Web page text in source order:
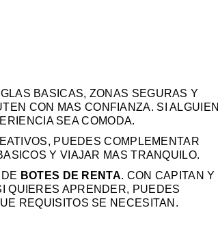
BASICAS, ZONAS SEGURAS Y
CON MAS CONFIANZA. SI ALGUIEN
SEA COMODA.
PUEDES COMPLEMENTAR
Y VIAJAR MAS TRANQUILO.
BOTES DE RENTA. CON CAPITAN Y
QUIERES APRENDER, PUEDES
REQUISITOS SE NECESITAN.